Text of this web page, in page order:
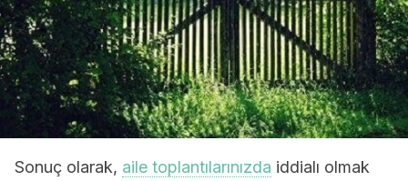
Sonuç olarak, aile toplantılarınızda iddialı olmak